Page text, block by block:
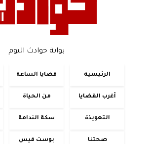
بوابة حوادث اليوم
الرئيسية قضايا الساعة
أغرب القضايا من الحياة
التعويذة سكة الندامة
صحتنا بوست فيس